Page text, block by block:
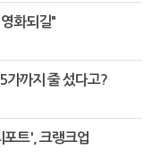
화되길"
가까지 줄 섰다고?
포트', 크랭크업